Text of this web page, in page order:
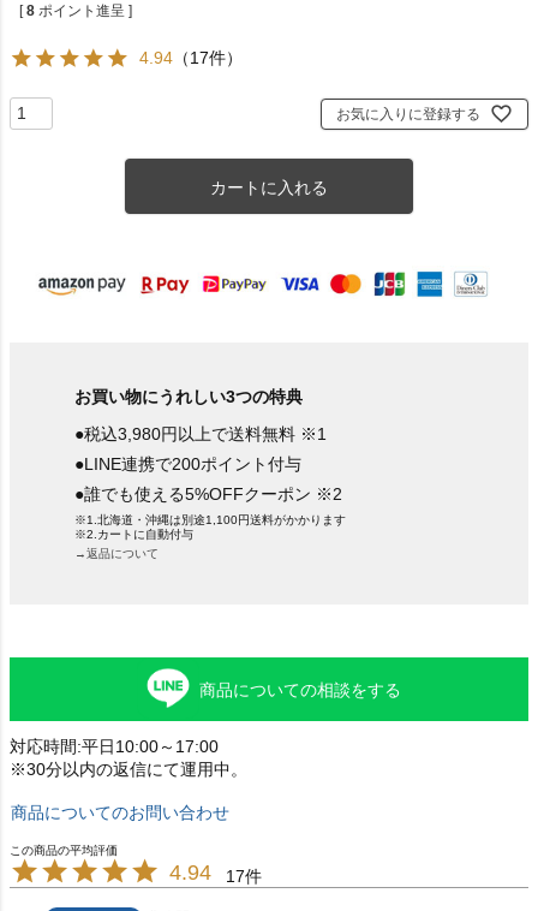
[ 8 ポイント進呈 ]
4.94 （17件）
お気に入りに登録する
カートに入れる
お買い物にうれしい3つの特典
●税込3,980円以上で送料無料 ※1
●LINE連携で200ポイント付与
●誰でも使える5%OFFクーポン ※2
※1.北海道・沖縄は別途1,100円送料がかかります
※2.カートに自動付与
→返品について
商品についての相談をする
対応時間:平日10:00～17:00
※30分以内の返信にて運用中。
商品についてのお問い合わせ
4.94 17